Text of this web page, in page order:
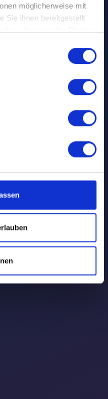
möglicherweise mit
Sie ihnen bereitgestellt
Mitglied